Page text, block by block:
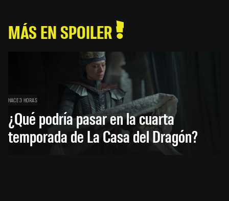
MÁS EN SPOILER
HACE 3 HORAS
¿Qué podría pasar en la cuarta
temporada de La Casa del Dragón?